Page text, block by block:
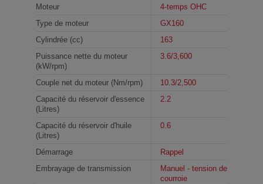
Moteur
4-temps OHC
Type de moteur
GX160
Cylindrée (cc)
163
Puissance nette du moteur
(kW/rpm)
3.6/3,600
Couple net du moteur (Nm/rpm)
10.3/2,500
Capacité du réservoir d'essence
(Litres)
2.2
Capacité du réservoir d'huile
(Litres)
0.6
Démarrage
Rappel
Embrayage de transmission
Manuel - tension de
courroie